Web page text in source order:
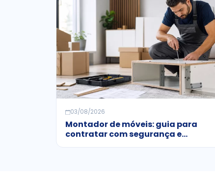
03/08/2026
Montador de móveis: guia para
contratar com segurança e